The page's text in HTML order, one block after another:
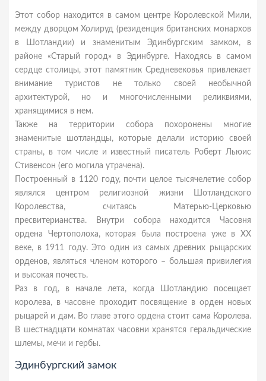
Этот собор находится в самом центре Королевской Мили,
между дворцом Холируд (резиденция британских монархов
в Шотландии) и знаменитым Эдинбургским замком, в
районе «Старый город» в Эдинбурге. Находясь в самом
сердце столицы, этот памятник Средневековья привлекает
внимание туристов не только своей необычной
архитектурой, но и многочисленными реликвиями,
хранящимися в нем.
Также на территории собора похоронены многие
знаменитые шотландцы, которые делали историю своей
страны, в том числе и известный писатель Роберт Льюис
Стивенсон (его могила утрачена).
Построенный в 1120 году, почти целое тысячелетие собор
являлся центром религиозной жизни Шотландского
Королевства, считаясь Матерью-Церковью
пресвитерианства. Внутри собора находится Часовня
ордена Чертополоха, которая была построена уже в ХХ
веке, в 1911 году. Это один из самых древних рыцарских
орденов, являться членом которого – большая привилегия
и высокая почесть.
Раз в год, в начале лета, когда Шотландию посещает
королева, в часовне проходит посвящение в орден новых
рыцарей и дам. Во главе этого ордена стоит сама Королева.
В шестнадцати комнатах часовни хранятся геральдические
шлемы, мечи и гербы.
Эдинбургский замок